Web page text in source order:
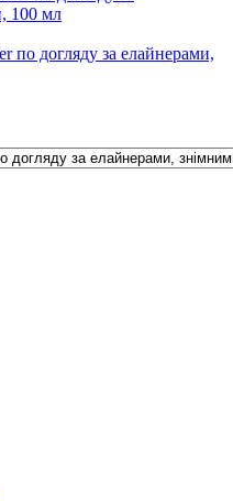
по догляду за елайнерами,